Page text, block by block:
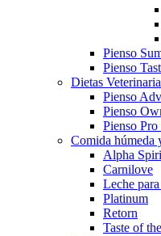
Pienso
Pienso
Dietas
Pienso
Pienso
Pienso
Comida húmeda
Alpha
Carnilove
Leche
Platinum
Retorn
Taste of